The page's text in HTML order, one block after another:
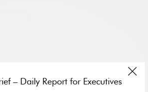
– Daily Report for Executives